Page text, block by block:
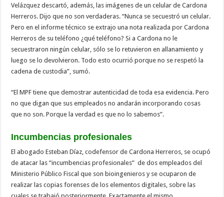
Velázquez descartó, además, las imágenes de un celular de Cardona
Herreros. Dijo que no son verdaderas. “Nunca se secuestró un celular.
Pero en el informe técnico se extrajo una nota realizada por Cardona
Herreros de su teléfono ¿qué teléfono? Si a Cardona no le
secuestraron ningún celular, sólo se lo retuvieron en allanamiento y
luego se lo devolvieron. Todo esto ocurrió porque no se respetó la
cadena de custodia”, sumó.
“El MPF tiene que demostrar autenticidad de toda esa evidencia. Pero
no que digan que sus empleados no andarán incorporando cosas
que no son. Porque la verdad es que no lo sabemos”.
Incumbencias profesionales
El abogado Esteban Díaz, codefensor de Cardona Herreros, se ocupó
de atacar las “incumbencias profesionales” de dos empleados del
Ministerio Público Fiscal que son bioingenieros y se ocuparon de
realizar las copias forenses de los elementos digitales, sobre las